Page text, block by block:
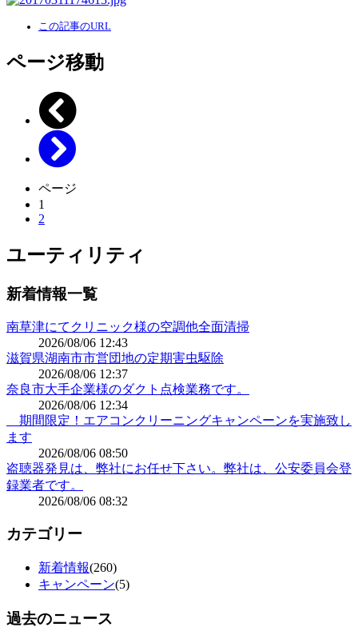
この記事のURL
ページ移動
ページ
1
2
ユーティリティ
新着情報一覧
南草津にてクリニック様の空調他全面清掃
2026/08/06 12:43
滋賀県湖南市市営団地の定期害虫駆除
2026/08/06 12:37
奈良市大手企業様のダクト点検業務です。
2026/08/06 12:34
期間限定！エアコンクリーニングキャンペーンを実施致し
ます
2026/08/06 08:50
盗聴器発見は、弊社にお任せ下さい。弊社は、公安委員会登
録業者です。
2026/08/06 08:32
カテゴリー
新着情報(260)
キャンペーン(5)
過去のニュース